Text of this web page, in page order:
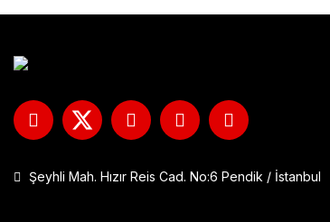
Şeyhli Mah. Hızır Reis Cad. No:6 Pendik / İstanbul